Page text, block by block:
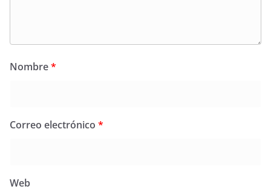
Nombre*
Correo electrónico *
Web